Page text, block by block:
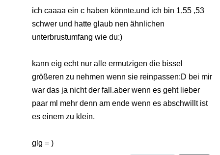
ich caaaa ein c haben könnte.und ich bin 1,55 ,53
schwer und hatte glaub nen ähnlichen
unterbrustumfang wie du:)
kann eig echt nur alle ermutzigen die bissel
größeren zu nehmen wenn sie reinpassen:D bei mir
war das ja nicht der fall.aber wenn es geht lieber
paar ml mehr denn am ende wenn es abschwillt ist
es einem zu klein.
glg = )